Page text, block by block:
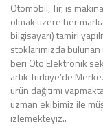
Otomobil, Tır, iş
olmak üzere her
bilgisayarı) tamiri
stoklarımızda
beri Oto Elektronik
artık Türkiye’de
ürün dağıtımı
uzman ekibimiz ile
izlemekteyiz..